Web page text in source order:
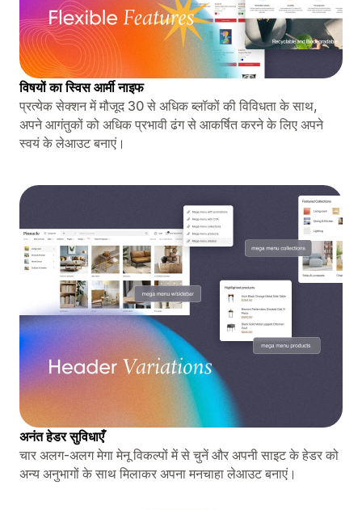
विषयों का स्विस आर्मी नाइफ
प्रत्येक सेक्शन में मौजूद 30 से अधिक ब्लॉकों की विविधता के साथ,
अपने आगंतुकों को अधिक प्रभावी ढंग से आकर्षित करने के लिए अपने
स्वयं के लेआउट बनाएं।
अनंत हेडर सुविधाएँ
चार अलग-अलग मेगा मेनू विकल्पों में से चुनें और अपनी साइट के हेडर को
अन्य अनुभागों के साथ मिलाकर अपना मनचाहा लेआउट बनाएं।